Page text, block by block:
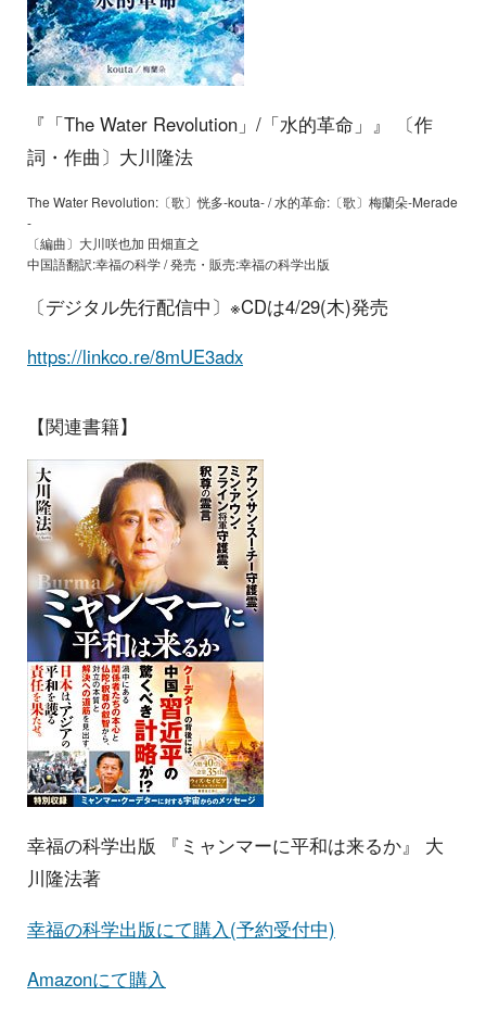
『「The Water Revolution」/「水的革命」』 〔作
詞・作曲〕大川隆法
The Water Revolution:〔歌〕恍多-kouta- / 水的革命:〔歌〕梅蘭朵-Merade
-
〔編曲〕大川咲也加 田畑直之
中国語翻訳:幸福の科学 / 発売・販売:幸福の科学出版
〔デジタル先行配信中〕※CDは4/29(木)発売
https://linkco.re/8mUE3adx
【関連書籍】
幸福の科学出版 『ミャンマーに平和は来るか』 大
川隆法著
幸福の科学出版にて購入(予約受付中)
Amazonにて購入